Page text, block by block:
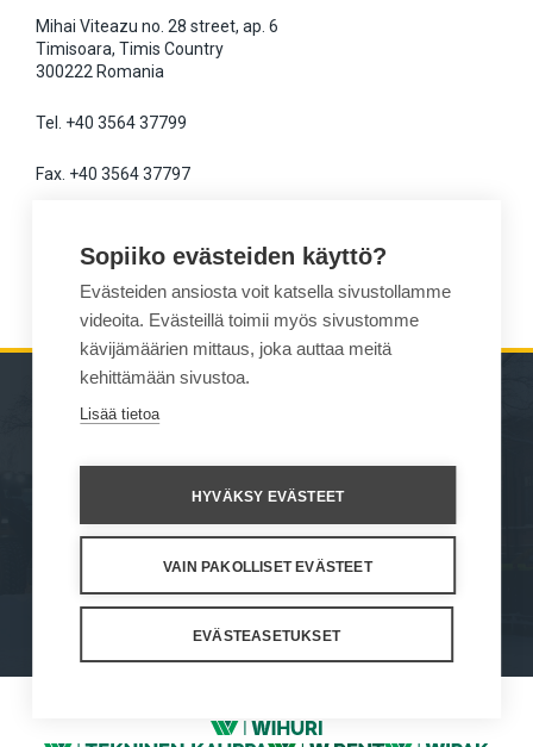
Mihai Viteazu no. 28 street, ap. 6
Timisoara, Timis Country
300222 Romania
Tel. +40 3564 37799
Fax. +40 3564 37797
YMPÄRISTÖNHOITOKONEET
TYÖLAITTEET
YHTEYSTIEDOT
Näin me toimimmeVäärinkäytösten ilmoituskanava
TietosuojaselosteKäyttöehdotEvästeasetukset
Sopiiko evästeiden käyttö?
Evästeiden ansiosta voit katsella sivustollamme
videoita. Evästeillä toimii myös sivustomme
kävijämäärien mittaus, joka auttaa meitä
kehittämään sivustoa.
Lisää tietoa
HYVÄKSY EVÄSTEET
VAIN PAKOLLISET EVÄSTEET
EVÄSTEASETUKSET